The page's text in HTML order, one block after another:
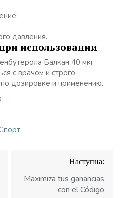
давления.
использовании
Балкан 40 мкг
с врачом и строго
дозировке и применению.
Наступна:
Maximiza tus ganancias
con el Código